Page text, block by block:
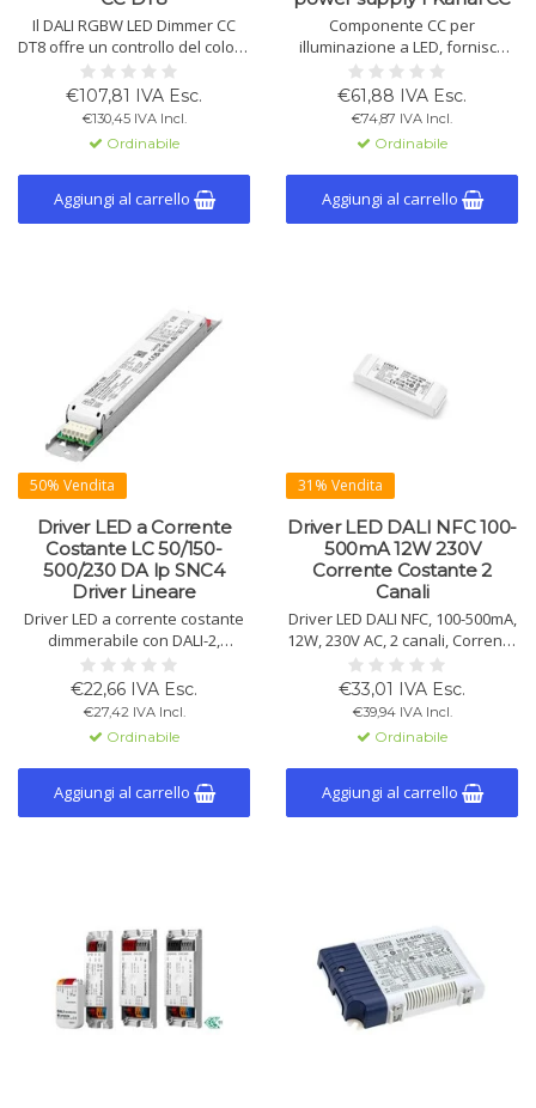
Il DALI RGBW LED Dimmer CC
DT8 offre un controllo del colore
flessibile con un indirizzo DALI,
frequenza PWM regolabile e
compatibilità con 12V-48V DC.
Disponibile con connettori
common plus e minus fino a
700mA.
€107,81 IVA Esc.
€130,45 IVA Incl.
Ordinabile
Aggiungi al carrello
Componente CC per
illuminazione a LED, fornisce
corrente controllata DALI da
250mA a 1050mA. Alta
efficienza, bassa perdita in
standby, adatto per
installazione a soffitto. Varianti:
15W/250mA, 15W/350mA,
20W/500mA, 20W/700mA,
20W/1050mA.
€61,88 IVA Esc.
€74,87 IVA Incl.
Ordinabile
Aggiungi al carrello
50% Vendita
Driver LED a Corrente
Costante LC 50/150-
500/230 DA lp SNC4
Driver Lineare
Driver LED a corrente costante
dimmerabile con DALI-2,
switchDIM e corridorFUNCTION.
Corrente regolabile da 150 a
500 mA, potenza fino a 50 W,
efficienza fino al 93%, funzione
CLO e durata fino a 100.000 ore.
€22,66 IVA Esc.
€27,42 IVA Incl.
Ordinabile
Aggiungi al carrello
31% Vendita
Driver LED DALI NFC 100-
500mA 12W 230V
Corrente Costante 2
Canali
Driver LED DALI NFC, 100-500mA,
12W, 230V AC, 2 canali, Corrente
Costante, Tunable White,
efficienza 82%, dimmerabile 0-
100%, IP20, certificato CE, per
uso interno.
€33,01 IVA Esc.
€39,94 IVA Incl.
Ordinabile
Aggiungi al carrello